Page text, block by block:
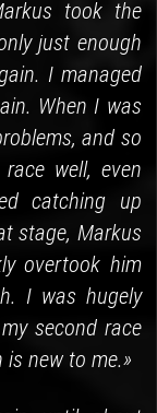
took the
just enough
I managed
When I was
and so
well, even
catching up
stage, Markus
overtook him
I was hugely
second race
new to me.»